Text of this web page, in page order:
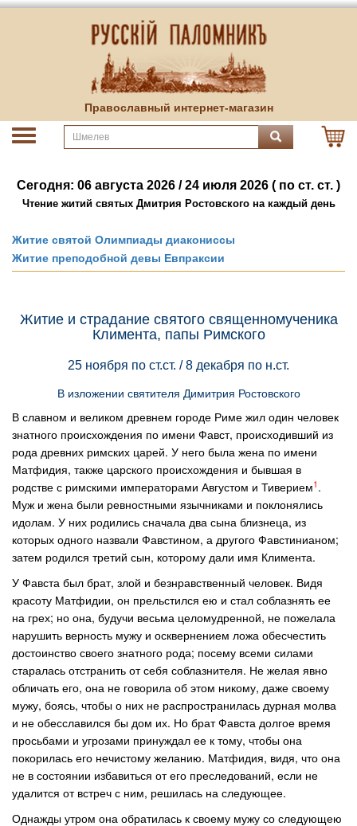
Православный интернет-магазин
Сегодня: 06 августа 2026 / 24 июля 2026 ( по ст. ст. )
Чтение житий святых Дмитрия Ростовского на каждый день
Житие святой Олимпиады диакониссы
Житие преподобной девы Евпраксии
Житие и страдание святого священномученика
Климента, папы Римского
25 ноября по ст.ст. / 8 декабря по н.ст.
В изложении святителя Димитрия Ростовского
В славном и великом древнем городе Риме жил один человек
знатного происхождения по имени Фавст, происходивший из
рода древних римских царей. У него была жена по имени
Матфидия, также царского происхождения и бывшая в
родстве с римскими императорами Августом и Тиверием1 .
Муж и жена были ревностными язычниками и поклонялись
идолам. У них родились сначала два сына близнеца, из
которых одного назвали Фавстином, а другого Фавстинианом;
затем родился третий сын, которому дали имя Климента.
У Фавста был брат, злой и безнравственный человек. Видя
красоту Матфидии, он прельстился ею и стал соблазнять ее
на грех; но она, будучи весьма целомудренной, не пожелала
нарушить верность мужу и осквернением ложа обесчестить
достоинство своего знатного рода; посему всеми силами
старалась отстранить от себя соблазнителя. Не желая явно
обличать его, она не говорила об этом никому, даже своему
мужу, боясь, чтобы о них не распространилась дурная молва
и не обесславился бы дом их. Но брат Фавста долгое время
просьбами и угрозами принуждал ее к тому, чтобы она
покорилась его нечистому желанию. Матфидия, видя, что она
не в состоянии избавиться от его преследований, если не
удалится от встреч с ним, решилась на следующее.
Однажды утром она обратилась к своему мужу со следующею